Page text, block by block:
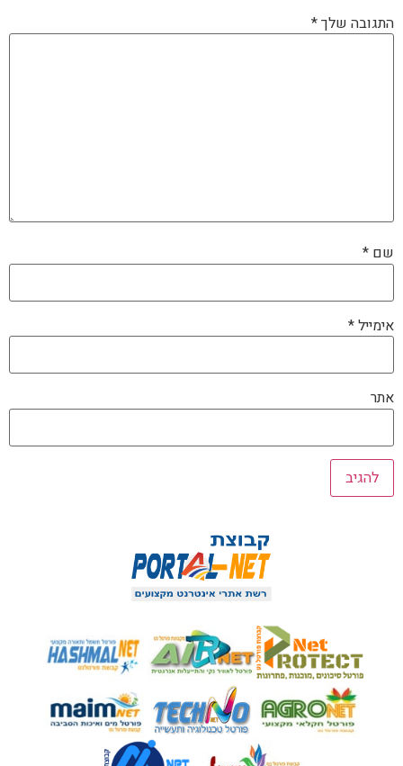
התגובה שלך*
שם *
אימייל*
אתר